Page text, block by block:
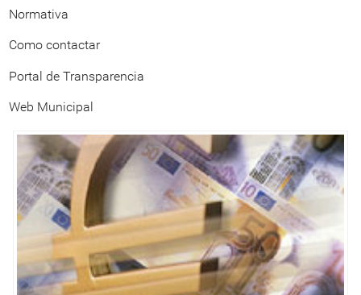
Normativa
Como contactar
Portal de Transparencia
Web Municipal